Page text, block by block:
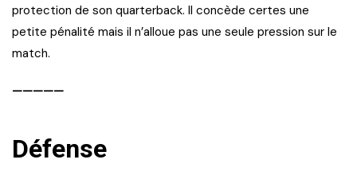
protection de son quarterback. Il concède certes une
petite pénalité mais il n’alloue pas une seule pression sur le
match.
—————
Défense